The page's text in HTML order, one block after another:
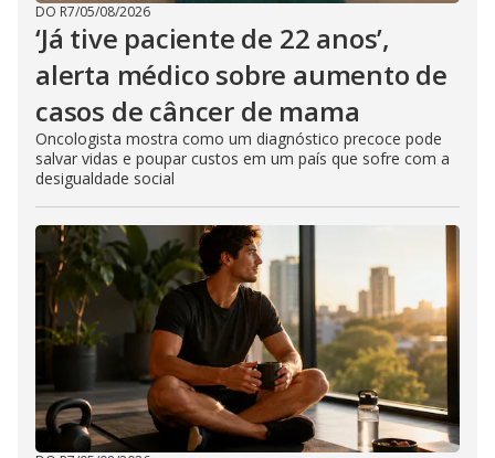
DO R7/05/08/2026
‘Já tive paciente de 22 anos’,
alerta médico sobre aumento de
casos de câncer de mama
Oncologista mostra como um diagnóstico precoce pode
salvar vidas e poupar custos em um país que sofre com a
desigualdade social